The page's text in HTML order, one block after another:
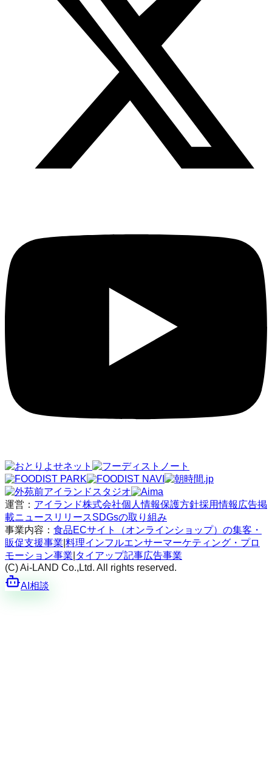
運営： アイランド株式会社個人情報保護方針採用情報 広告掲
載ニュースリリースSDGsの取り組み
事業内容： 食品ECサイト（オンラインショップ）の集客・
販促支援事業 料理インフルエンサーマーケティング・プロ
モーション事業 タイアップ記事広告事業
(C) Ai-LAND Co.,Ltd. All rights reserved.
AI相談